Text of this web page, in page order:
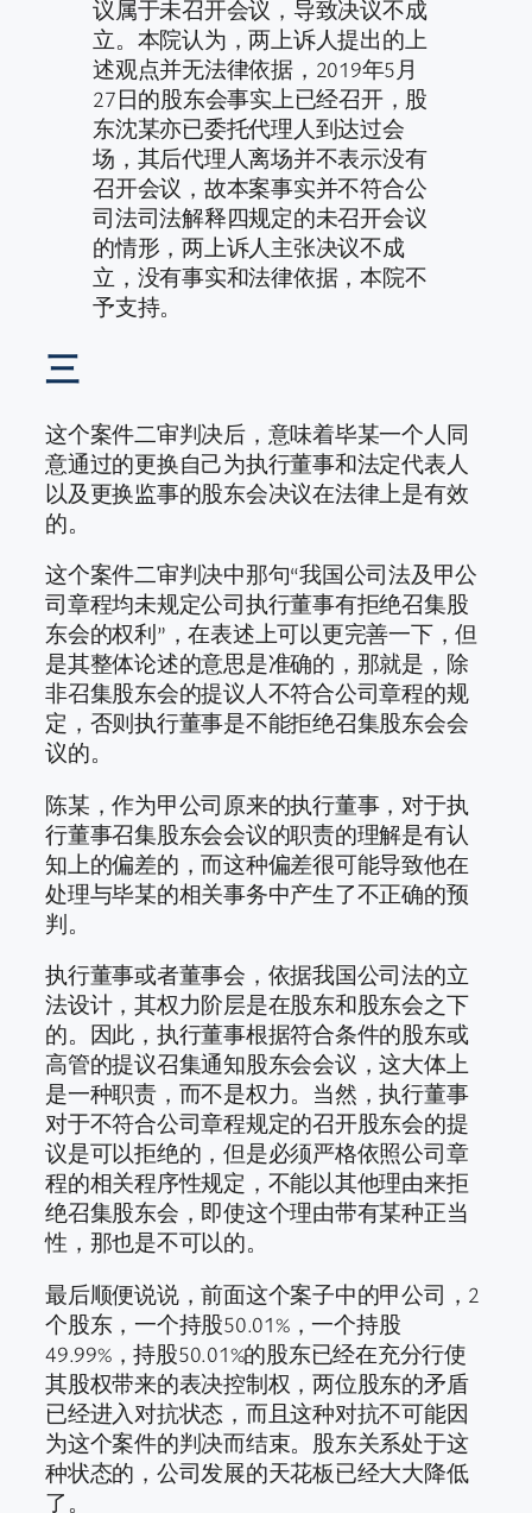
议属于未召开会议，导致决议不成
立。本院认为，两上诉人提出的上
述观点并无法律依据，2019年5月
27日的股东会事实上已经召开，股
东沈某亦已委托代理人到达过会
场，其后代理人离场并不表示没有
召开会议，故本案事实并不符合公
司法司法解释四规定的未召开会议
的情形，两上诉人主张决议不成
立，没有事实和法律依据，本院不
予支持。
三
这个案件二审判决后，意味着毕某一个人同
意通过的更换自己为执行董事和法定代表人
以及更换监事的股东会决议在法律上是有效
的。
这个案件二审判决中那句“我国公司法及甲公
司章程均未规定公司执行董事有拒绝召集股
东会的权利”，在表述上可以更完善一下，但
是其整体论述的意思是准确的，那就是，除
非召集股东会的提议人不符合公司章程的规
定，否则执行董事是不能拒绝召集股东会会
议的。
陈某，作为甲公司原来的执行董事，对于执
行董事召集股东会会议的职责的理解是有认
知上的偏差的，而这种偏差很可能导致他在
处理与毕某的相关事务中产生了不正确的预
判。
执行董事或者董事会，依据我国公司法的立
法设计，其权力阶层是在股东和股东会之下
的。因此，执行董事根据符合条件的股东或
高管的提议召集通知股东会会议，这大体上
是一种职责，而不是权力。当然，执行董事
对于不符合公司章程规定的召开股东会的提
议是可以拒绝的，但是必须严格依照公司章
程的相关程序性规定，不能以其他理由来拒
绝召集股东会，即使这个理由带有某种正当
性，那也是不可以的。
最后顺便说说，前面这个案子中的甲公司，2
个股东，一个持股50.01%，一个持股
49.99%，持股50.01%的股东已经在充分行使
其股权带来的表决控制权，两位股东的矛盾
已经进入对抗状态，而且这种对抗不可能因
为这个案件的判决而结束。股东关系处于这
种状态的，公司发展的天花板已经大大降低
了。